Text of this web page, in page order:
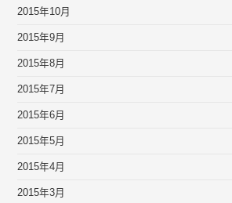
2015年10月
2015年9月
2015年8月
2015年7月
2015年6月
2015年5月
2015年4月
2015年3月